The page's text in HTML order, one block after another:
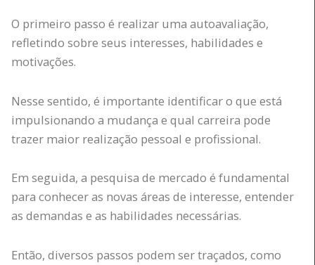
O primeiro passo é realizar uma autoavaliação,
refletindo sobre seus interesses, habilidades e
motivações.
Nesse sentido, é importante identificar o que está
impulsionando a mudança e qual carreira pode
trazer maior realização pessoal e profissional.
Em seguida, a pesquisa de mercado é fundamental
para conhecer as novas áreas de interesse, entender
as demandas e as habilidades necessárias.
Então, diversos passos podem ser traçados, como